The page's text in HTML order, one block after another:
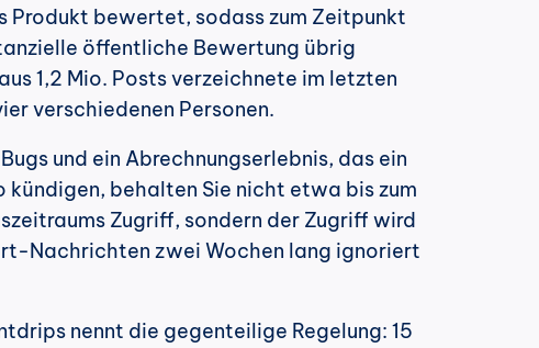
Produkt bewertet, sodass zum Zeitpunkt
öffentliche Bewertung übrig
1,2 Mio. Posts verzeichnete im letzten
verschiedenen Personen.
und ein Abrechnungserlebnis, das ein
behalten Sie nicht etwa bis zum
Zugriff, sondern der Zugriff wird
Nachrichten zwei Wochen lang ignoriert
nennt die gegenteilige Regelung: 15